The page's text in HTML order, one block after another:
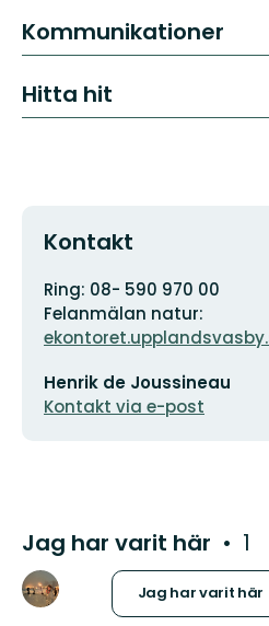
Kommunikationer
Hitta hit
Kontakt
Adress
Ring: 08- 590 970 00
Felanmälan natur:
postadress
Henrik de Joussineau
Kontakt via e-post
Jag har varit här 1
Jag har varit här